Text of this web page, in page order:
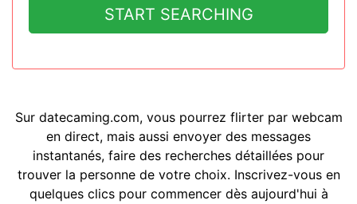
START SEARCHING
Sur datecaming.com, vous pourrez flirter par webcam
en direct, mais aussi envoyer des messages
instantanés, faire des recherches détaillées pour
trouver la personne de votre choix. Inscrivez-vous en
quelques clics pour commencer dès aujourd'hui à